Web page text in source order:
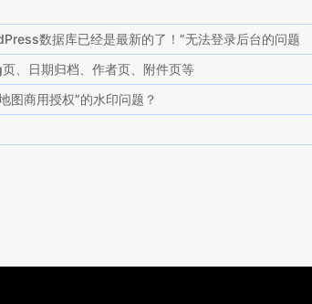
数据库已经是最新的了！”无法登录后台的问题
、日期归档、作者页、附件页等
图商用授权”的水印问题？